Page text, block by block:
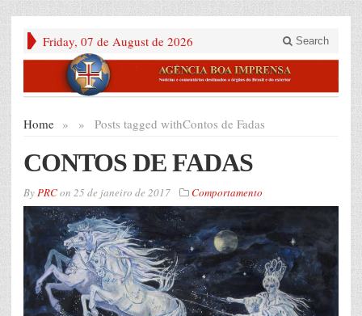
Friday, 07 de August de 2026 Search
Home » Posts tagged with
» Contos de Fadas
CONTOS DE FADAS
ByPRCon 25 de janeiro de 2017 Comportamento